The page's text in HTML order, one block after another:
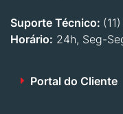
Suporte Técnico:
Horário: 24h, Seg-
Portal do Cliente